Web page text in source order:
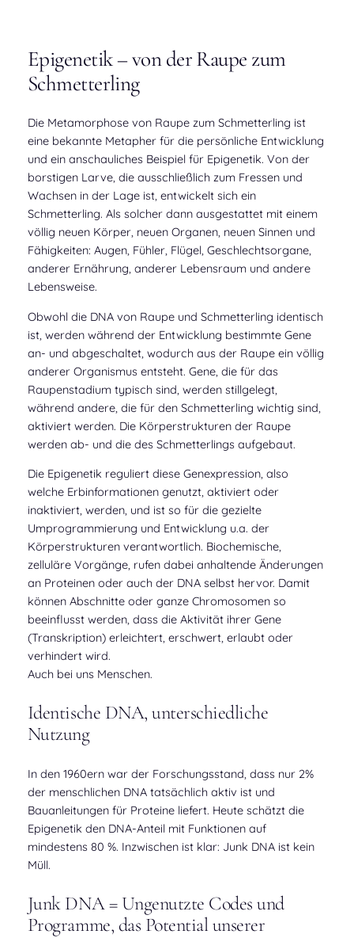
Epigenetik – von der Raupe zum
Schmetterling
Die Metamorphose von Raupe zum Schmetterling ist
eine bekannte Metapher für die persönliche Entwicklung
und ein anschauliches Beispiel für Epigenetik. Von der
borstigen Larve, die ausschließlich zum Fressen und
Wachsen in der Lage ist, entwickelt sich ein
Schmetterling. Als solcher dann ausgestattet mit einem
völlig neuen Körper, neuen Organen, neuen Sinnen und
Fähigkeiten: Augen, Fühler, Flügel, Geschlechtsorgane,
anderer Ernährung, anderer Lebensraum und andere
Lebensweise.
Obwohl die DNA von Raupe und Schmetterling identisch
ist, werden während der Entwicklung bestimmte Gene
an- und abgeschaltet, wodurch aus der Raupe ein völlig
anderer Organismus entsteht. Gene, die für das
Raupenstadium typisch sind, werden stillgelegt,
während andere, die für den Schmetterling wichtig sind,
aktiviert werden. Die Körperstrukturen der Raupe
werden ab- und die des Schmetterlings aufgebaut.
Die Epigenetik reguliert diese Genexpression, also
welche Erbinformationen genutzt, aktiviert oder
inaktiviert, werden, und ist so für die gezielte
Umprogrammierung und Entwicklung u.a. der
Körperstrukturen verantwortlich. Biochemische,
zelluläre Vorgänge, rufen dabei anhaltende Änderungen
an Proteinen oder auch der DNA selbst hervor. Damit
können Abschnitte oder ganze Chromosomen so
beeinflusst werden, dass die Aktivität ihrer Gene
(Transkription) erleichtert, erschwert, erlaubt oder
verhindert wird.
Auch bei uns Menschen.
Identische DNA, unterschiedliche
Nutzung
In den 1960ern war der Forschungsstand, dass nur 2%
der menschlichen DNA tatsächlich aktiv ist und
Bauanleitungen für Proteine liefert. Heute schätzt die
Epigenetik den DNA-Anteil mit Funktionen auf
mindestens 80 %. Inzwischen ist klar: Junk DNA ist kein
Müll.
Junk DNA = Ungenutzte Codes und
Programme, das Potential unserer